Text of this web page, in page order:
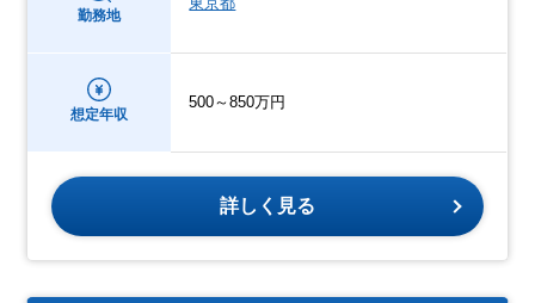
勤務地
想定年収
500～850万円
詳しく見る